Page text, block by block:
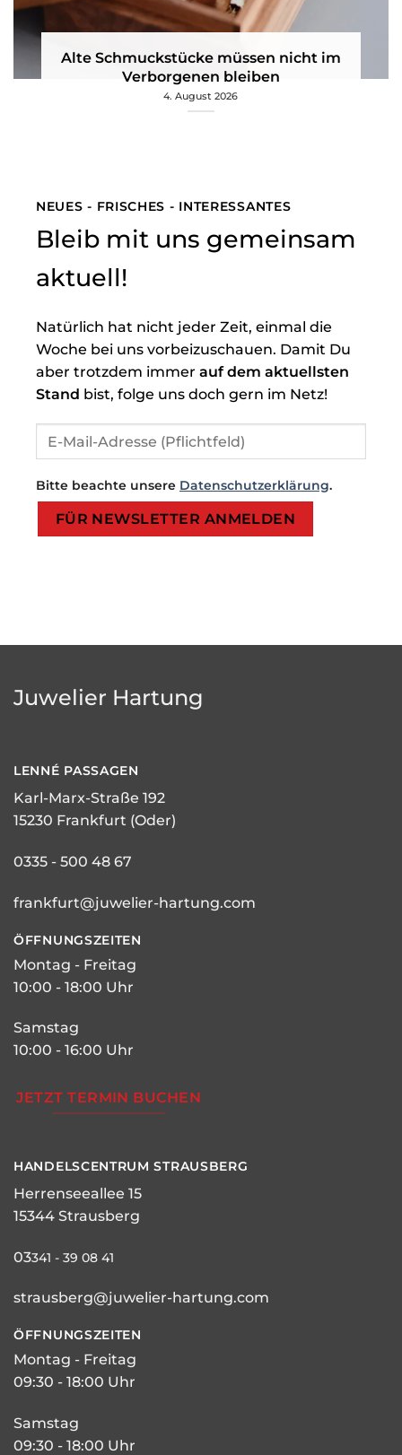
Alte Schmuckstücke müssen nicht im
Verborgenen bleiben
4. August 2026
NEUES - FRISCHES - INTERESSANTES
Bleib mit uns gemeinsam
aktuell!
Natürlich hat nicht jeder Zeit, einmal die
Woche bei uns vorbeizuschauen. Damit Du
aber trotzdem immer auf dem aktuellsten
Stand bist, folge uns doch gern im Netz!
Bitte beachte unsere Datenschutzerklärung.
Bitte lasse dieses Feld leer.
Bitte lasse dieses Feld leer.
Juwelier Hartung
LENNÉ PASSAGEN
Karl-Marx-Straße 192
15230 Frankfurt (Oder)
0335 - 500 48 67
frankfurt@juwelier-hartung.com
ÖFFNUNGSZEITEN
Montag - Freitag
10:00 - 18:00 Uhr
Samstag
10:00 - 16:00 Uhr
JETZT TERMIN BUCHEN
HANDELSCENTRUM STRAUSBERG
Herrenseeallee 15
15344 Strausberg
03341 - 39 08 41
strausberg@juwelier-hartung.com
ÖFFNUNGSZEITEN
Montag - Freitag
09:30 - 18:00 Uhr
Samstag
09:30 - 18:00 Uhr